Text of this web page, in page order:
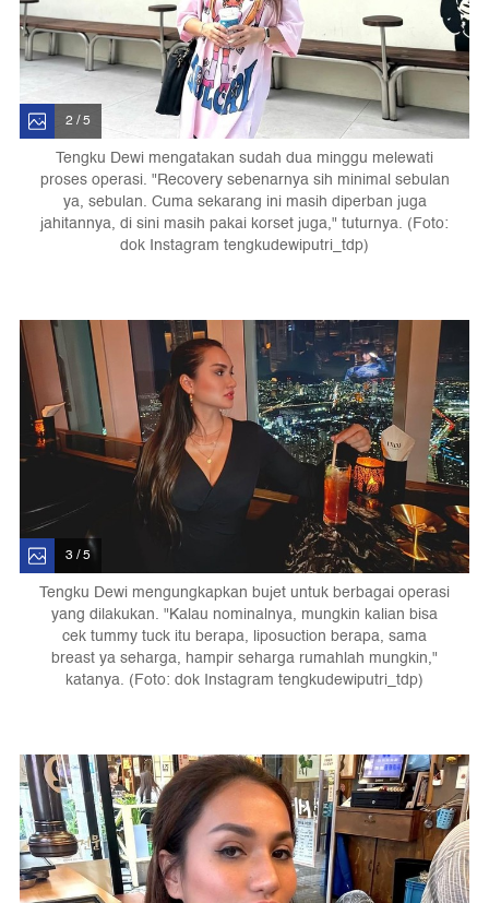
2 / 5
Tengku Dewi mengatakan sudah dua minggu melewati
proses operasi. "Recovery sebenarnya sih minimal sebulan
ya, sebulan. Cuma sekarang ini masih diperban juga
jahitannya, di sini masih pakai korset juga," tuturnya. (Foto:
dok Instagram tengkudewiputri_tdp)
3 / 5
Tengku Dewi mengungkapkan bujet untuk berbagai operasi
yang dilakukan. "Kalau nominalnya, mungkin kalian bisa
cek tummy tuck itu berapa, liposuction berapa, sama
breast ya seharga, hampir seharga rumahlah mungkin,"
katanya. (Foto: dok Instagram tengkudewiputri_tdp)